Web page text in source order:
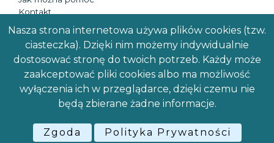
Kontakt
Dostępność
Mapa strony
Polityka prywatności
z Zespołem Pradera-Williego
Nasza strona internetowa używa plików cookies (tzw.
ciasteczka). Dzięki nim możemy indywidualnie
dostosować stronę do twoich potrzeb. Każdy może
zaakceptować pliki cookies albo ma możliwość
wyłączenia ich w przeglądarce, dzięki czemu nie
będą zbierane żadne informacje.
Zgoda Polityka Prywatności